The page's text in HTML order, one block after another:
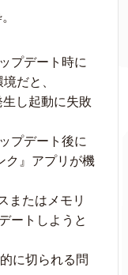
プデート時に
だと、
し起動に失敗
プデート後に
ク』アプリが機
またはメモリ
ートしようと
に切られる問